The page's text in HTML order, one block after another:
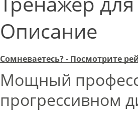
Описание
Сомневаетесь? - Посмотрите
Мощный
прогрессивном